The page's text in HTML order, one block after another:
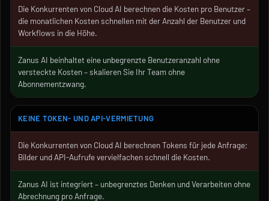
Die Konkurrenten von Cloud AI berechnen die Kosten pro Benutzer –
die monatlichen Kosten schnellen mit der Anzahl der Benutzer und
Workflows in die Höhe.
Zanus AI beinhaltet eine unbegrenzte Benutzeranzahl ohne
versteckte Kosten – skalieren Sie Ihr Team ohne
Abonnementzwang.
KEINE TOKEN- UND API-VERMIETUNG
Die Konkurrenten von Cloud AI berechnen Tokens für jede Anfrage;
Bilder und API-Aufrufe vervielfachen schnell die Kosten.
Zanus AI ist integriert – unbegrenztes Denken und Verarbeiten ohne
Abrechnung pro Anfrage.